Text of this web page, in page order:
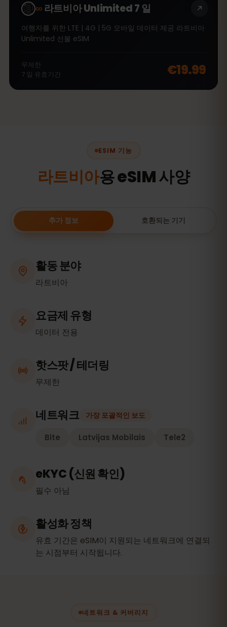
∞ 라트비아 Unlimited 7 일
여행자를 위한 LTE | 4G | 5G 모바일 데이터 제공 라트비아
Unlimited 선불 eSIM
무제한
7 일 유효기간 €19.99
ESIM 기능
라트비아용 eSIM 사양
추가 정보 호환되는 기기
활동 분야
라트비아
요금제 유형
데이터 전용
핫스팟 / 테더링
무제한
네트워크 가장 포괄적인 보도
Bite Latvijas Mobilais Tele2
eKYC (신원 확인)
필수 아님
활성화 정책
유효 기간은 eSIM이 지원되는 네트워크에 연결되
는 시점부터 시작됩니다.
네트워크 & 커버리지